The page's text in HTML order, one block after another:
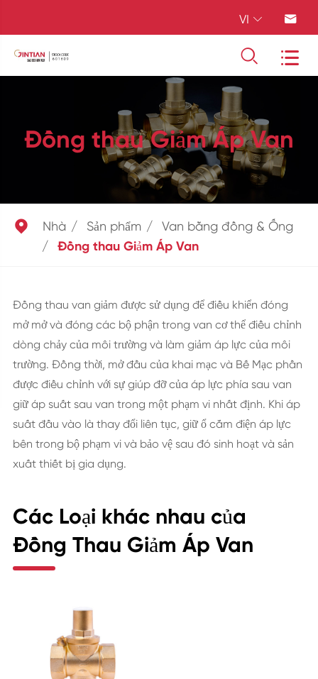
VI  
 
Đồng thau Giảm Áp Van
 Nhà Sản phẩm Van bằng đồng & Ống
Đồng thau Giảm Áp Van
Đồng thau van giảm được sử dụng để điều khiển đóng
mở mở và đóng các bộ phận trong van cơ thể điều chỉnh
dòng chảy của môi trường và làm giảm áp lực của môi
trường. Đồng thời, mở đầu của khai mạc và Bế Mạc phần
được điều chỉnh với sự giúp đỡ của áp lực phía sau van
giữ áp suất sau van trong một phạm vi nhất định. Khi áp
suất đầu vào là thay đổi liên tục, giữ ổ cắm điện áp lực
bên trong bộ phạm vi và bảo vệ sau đó sinh hoạt và sản
xuất thiết bị gia dụng.
Các Loại khác nhau của
Đồng Thau Giảm Áp Van